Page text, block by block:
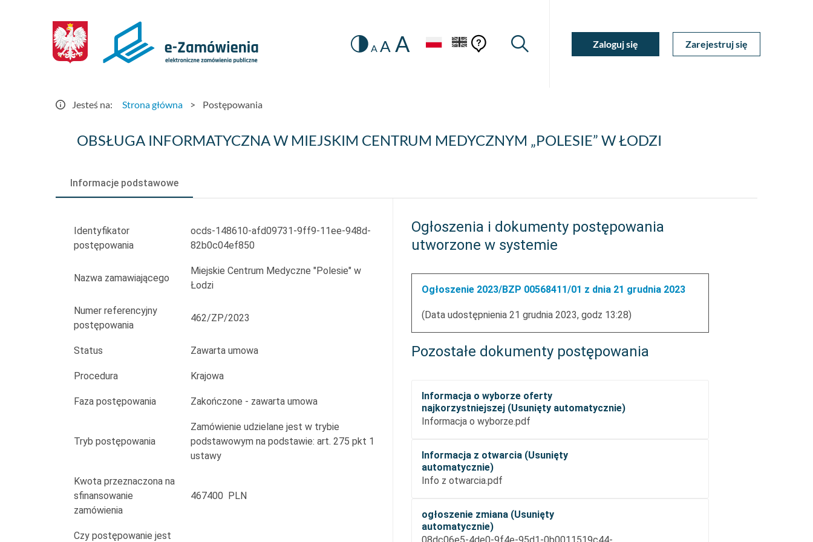
Postępowania
HEADER.SETTINGS_SR
Zmiana
A A A
Pomoc
PomocWyszukiwarka
MojeZaloguj się Zarejestruj się
Jesteś na: Strona główna > Postępowania
OBSŁUGA
W
MIEJSKIM
CENTRUM
MEDYCZNYM
„POLESIE”
W
ŁODZI
OBSŁUGA INFORMATYCZNA W MIEJSKIM CENTRUM MEDYCZNYM „POLESIE” W ŁODZI
Informacje podstawowe
Identyfikator
postępowania
ocds-148610-afd09731-9ff9-11ee-948d-
82b0c04ef850
Nazwa zamawiającego
Miejskie Centrum Medyczne "Polesie" w
Łodzi
Numer referencyjny
postępowania
462/ZP/2023
Status Zawarta umowa
Procedura Krajowa
Faza postępowania Zakończone - zawarta umowa
Tryb postępowania
Zamówienie udzielane jest w trybie
podstawowym na podstawie: art. 275 pkt 1
ustawy
Kwota przeznaczona na
sfinansowanie
zamówienia
467400 PLN
Czy postępowanie jest
Ogłoszenia i dokumenty postępowania
utworzone w systemie
Ogłoszenie 2023/BZP 00568411/01 z dnia 21 grudnia 2023
(Data udostępnienia 21 grudnia 2023, godz 13:28)
Pozostałe dokumenty postępowania
Informacja o wyborze oferty
najkorzystniejszej (Usunięty automatycznie)
Informacja o wyborze.pdf
Informacja z otwarcia (Usunięty
automatycznie)
Info z otwarcia.pdf
ogłoszenie zmiana (Usunięty
automatycznie)